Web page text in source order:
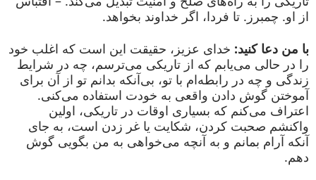
از او. چمبرز. تا فردا، اگر خداوند بخواهد.
با من دعا کنید: خدای عزیز، حقیقت این است که اغلب خود
را در حالی می‌یابم که از تاریکی می‌ترسم، چه در شرایط
زندگی و چه در رابطه‌ام با تو، بی‌آنکه بدانم تو از آن برای
آموختن گوش دادن واقعی به خودت استفاده می‌کنی.
اعتراف می‌کنم که بسیاری اوقات در تاریکی، اولین
واکنشم صحبت کردن، شکایت یا غر زدن است، به جای
آنکه آرام بمانم و به آنچه می‌خواهی به من بگویی گوش
دهم.